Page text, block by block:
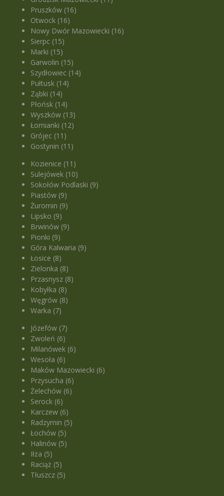
Pruszków (16)
Otwock (16)
Nowy Dwór Mazowiecki (16)
Sierpc (15)
Marki (15)
Garwolin (15)
Szydłowiec (14)
Pułtusk (14)
Ząbki (14)
Płońsk (14)
Wyszków (13)
Łomianki (12)
Grójec (11)
Gostynin (11)
Kozienice (11)
Sulejówek (10)
Sokołów Podlaski (9)
Piastów (9)
Żuromin (9)
Lipsko (9)
Brwinów (9)
Pionki (9)
Góra Kalwaria (9)
Łosice (8)
Zielonka (8)
Przasnysz (8)
Kobyłka (8)
Węgrów (8)
Warka (7)
Józefów (7)
Zwoleń (6)
Milanówek (6)
Wesoła (6)
Maków Mazowiecki (6)
Przysucha (6)
Żelechów (6)
Serock (6)
Karczew (6)
Radzymin (5)
Łochów (5)
Halinów (5)
Iłża (5)
Raciąż (5)
Tłuszcz (5)